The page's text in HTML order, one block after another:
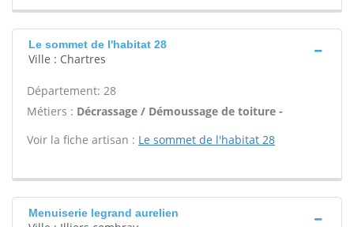
Le sommet de l'habitat 28
Ville : Chartres
Département: 28
Métiers : Décrassage / Démoussage de toiture -
Voir la fiche artisan : Le sommet de l'habitat 28
Menuiserie legrand aurelien